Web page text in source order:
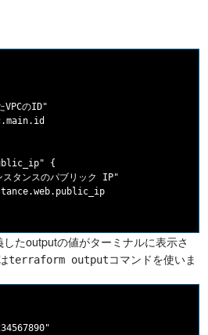
VPCのID"
{
タンスのパブリック IP"
したoutputの値がターミナルに表示さ
terraform outputコマンドを使いま